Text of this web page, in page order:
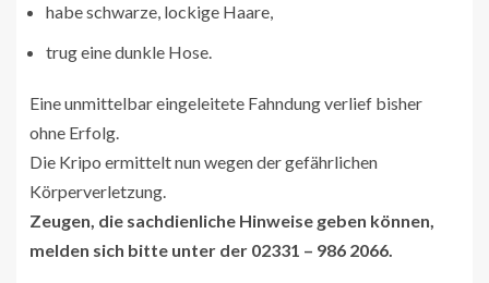
habe schwarze, lockige Haare,
trug eine dunkle Hose.
Eine unmittelbar eingeleitete Fahndung verlief bisher
ohne Erfolg.
Die Kripo ermittelt nun wegen der gefährlichen
Körperverletzung.
Zeugen, die sachdienliche Hinweise geben können,
melden sich bitte unter der 02331 – 986 2066.